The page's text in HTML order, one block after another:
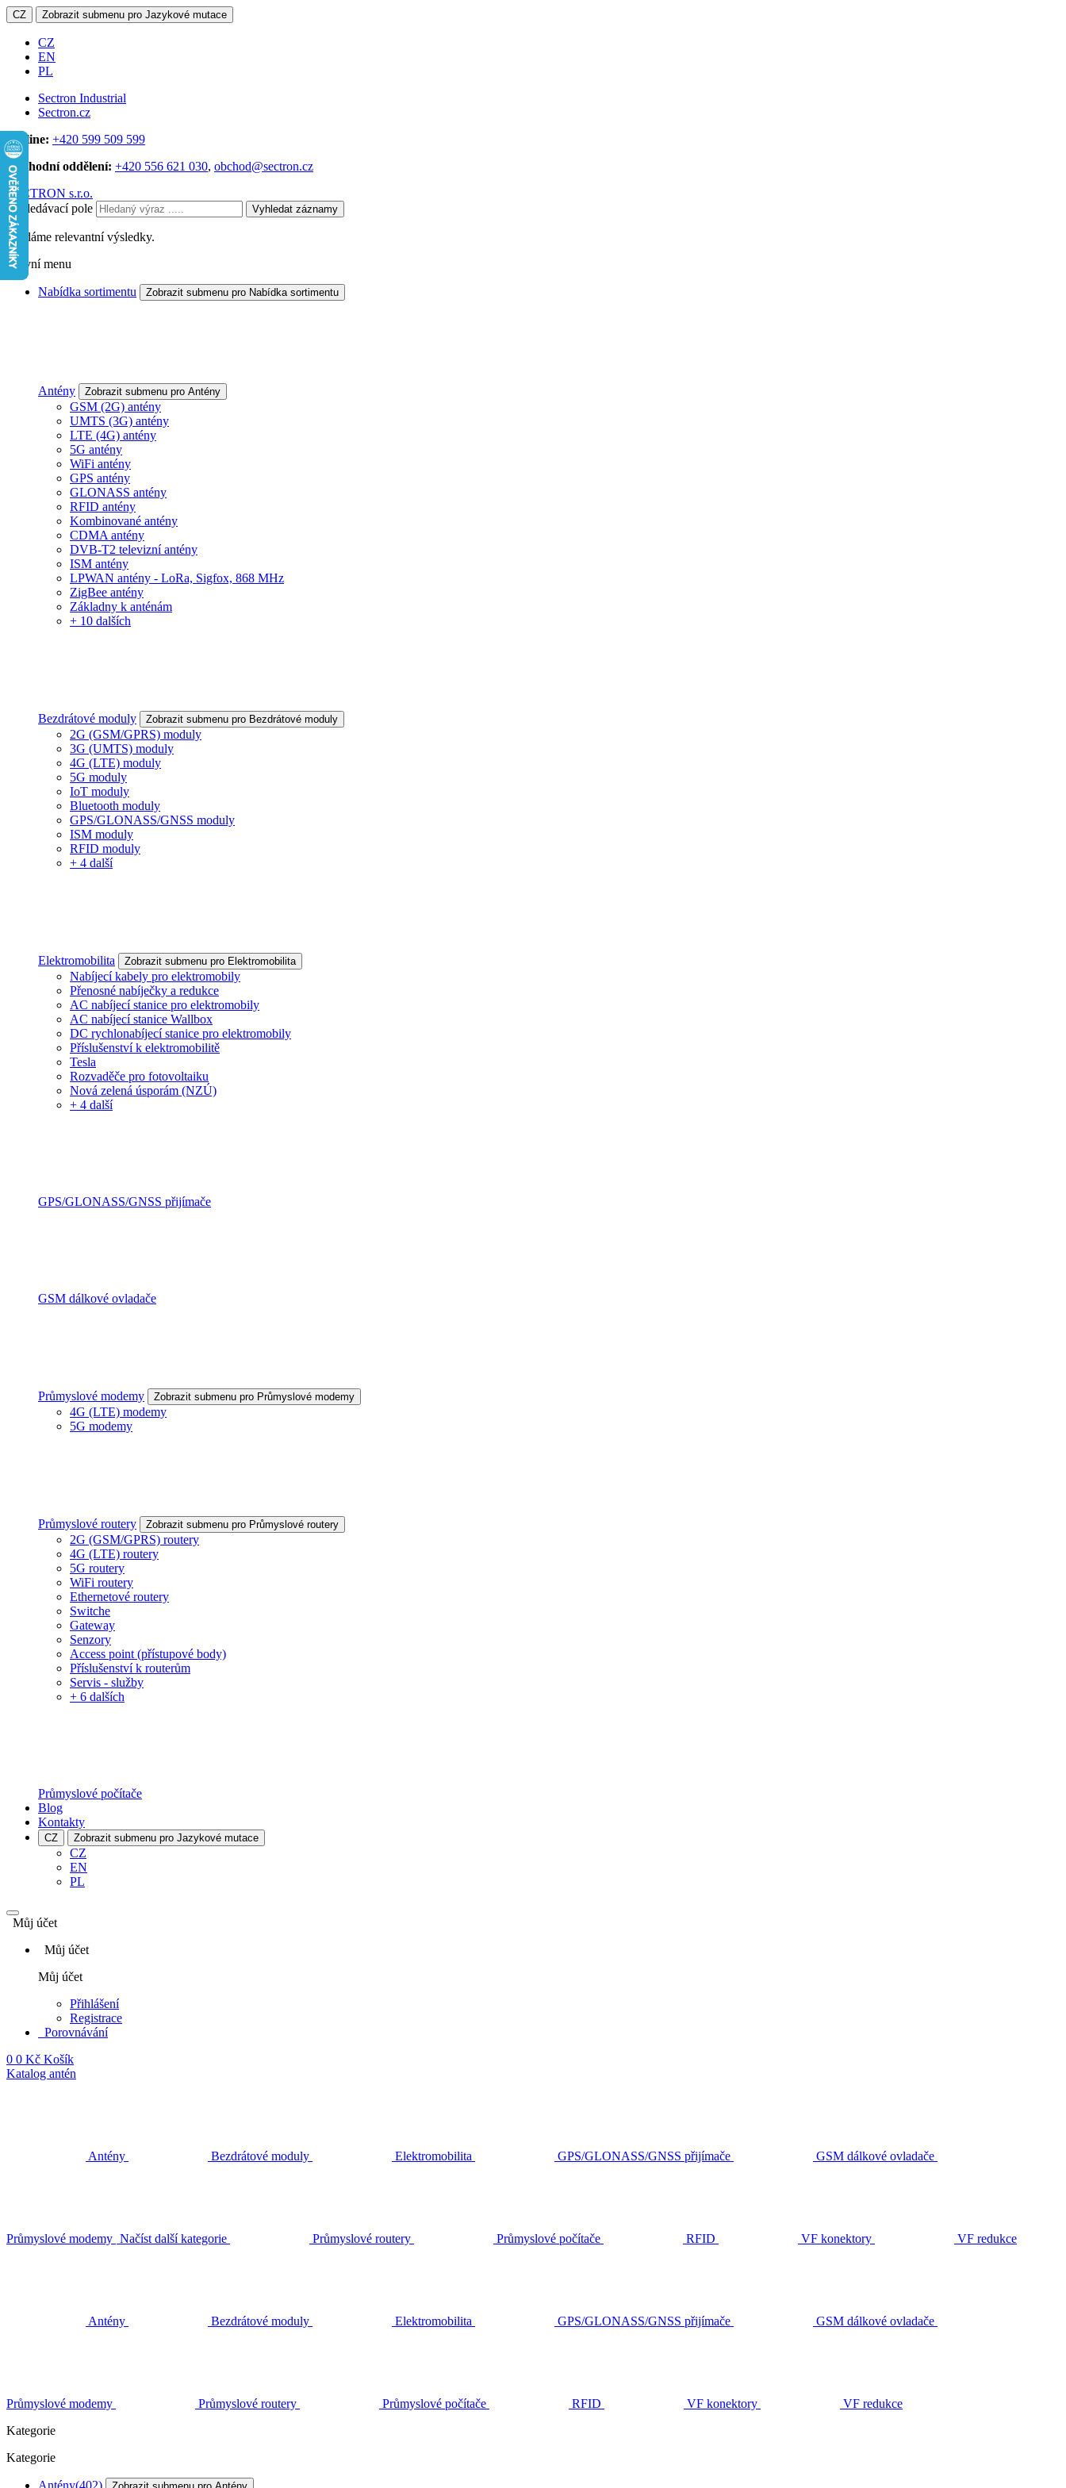
CZ Zobrazit submenu pro Jazykové mutace
CZ
EN
PL
Sectron Industrial
Sectron.cz
Hotline: +420 599 509 599
Obchodní oddělení: +420 556 621 030, obchod@sectron.cz
SECTRON s.r.o.
Vyhledávací pole
Vyhledat záznamy
Hledáme relevantní výsledky.
Hlavní menu
Nabídka sortimentu Zobrazit submenu pro Nabídka sortimentu
Antény Zobrazit submenu pro Antény
GSM (2G) antény
UMTS (3G) antény
LTE (4G) antény
5G antény
WiFi antény
GPS antény
GLONASS antény
RFID antény
Kombinované antény
CDMA antény
DVB-T2 televizní antény
ISM antény
LPWAN antény - LoRa, Sigfox, 868 MHz
ZigBee antény
Základny k anténám
+ 10 dalších
Bezdrátové moduly Zobrazit submenu pro Bezdrátové moduly
2G (GSM/GPRS) moduly
3G (UMTS) moduly
4G (LTE) moduly
5G moduly
IoT moduly
Bluetooth moduly
GPS/GLONASS/GNSS moduly
ISM moduly
RFID moduly
+ 4 další
Elektromobilita Zobrazit submenu pro Elektromobilita
Nabíjecí kabely pro elektromobily
Přenosné nabíječky a redukce
AC nabíjecí stanice pro elektromobily
AC nabíjecí stanice Wallbox
DC rychlonabíjecí stanice pro elektromobily
Příslušenství k elektromobilitě
Tesla
Rozvaděče pro fotovoltaiku
Nová zelená úsporám (NZÚ)
+ 4 další
GPS/GLONASS/GNSS přijímače
GSM dálkové ovladače
Průmyslové modemy Zobrazit submenu pro Průmyslové modemy
4G (LTE) modemy
5G modemy
Průmyslové routery Zobrazit submenu pro Průmyslové routery
2G (GSM/GPRS) routery
4G (LTE) routery
5G routery
WiFi routery
Ethernetové routery
Switche
Gateway
Senzory
Access point (přístupové body)
Příslušenství k routerům
Servis - služby
+ 6 dalších
Průmyslové počítače
Blog
Kontakty
CZ Zobrazit submenu pro Jazykové mutace
CZ
EN
PL
Můj účet
Můj účet
Můj účet
Přihlášení
Registrace
Porovnávání
0 0 Kč Košík
Katalog antén
Antény Bezdrátové moduly Elektromobilita GPS/GLONASS/GNSS přijímače GSM dálkové ovladače
Průmyslové modemy Načíst další kategorie Průmyslové routery Průmyslové počítače RFID VF konektory VF redukce
Antény Bezdrátové moduly Elektromobilita GPS/GLONASS/GNSS přijímače GSM dálkové ovladače
Průmyslové modemy Průmyslové routery Průmyslové počítače RFID VF konektory
VF redukce
Kategorie
Kategorie
Antény(402)